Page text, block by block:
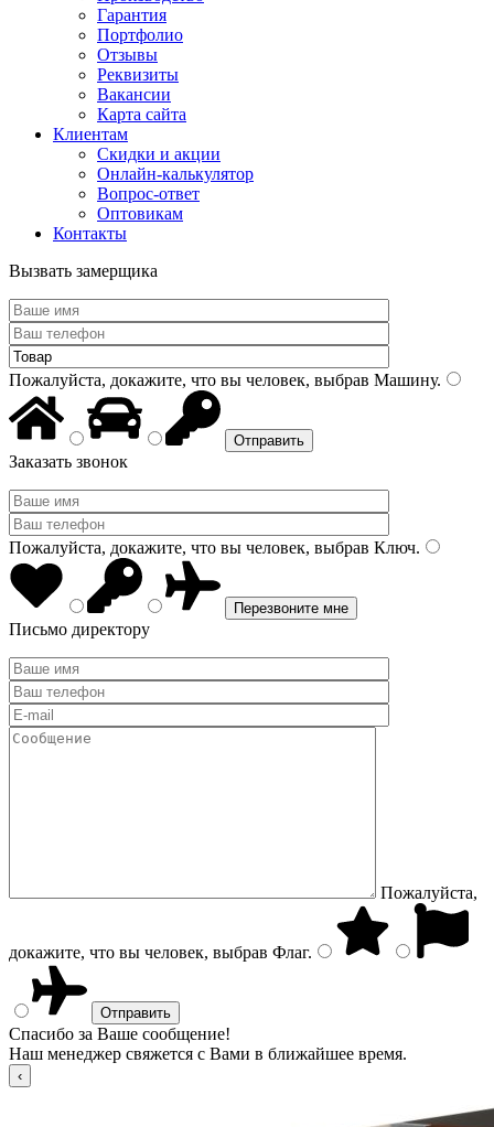
Гарантия
Портфолио
Отзывы
Реквизиты
Вакансии
Карта сайта
Клиентам
Скидки и акции
Онлайн-калькулятор
Вопрос-ответ
Оптовикам
Контакты
Вызвать замерщика
Пожалуйста, докажите, что вы человек, выбрав Машину.
Заказать звонок
Пожалуйста, докажите, что вы человек, выбрав Ключ.
Письмо директору
Пожалуйста,
докажите, что вы человек, выбрав Флаг.
Спасибо за Ваше сообщение!
Наш менеджер свяжется с Вами в ближайшее время.